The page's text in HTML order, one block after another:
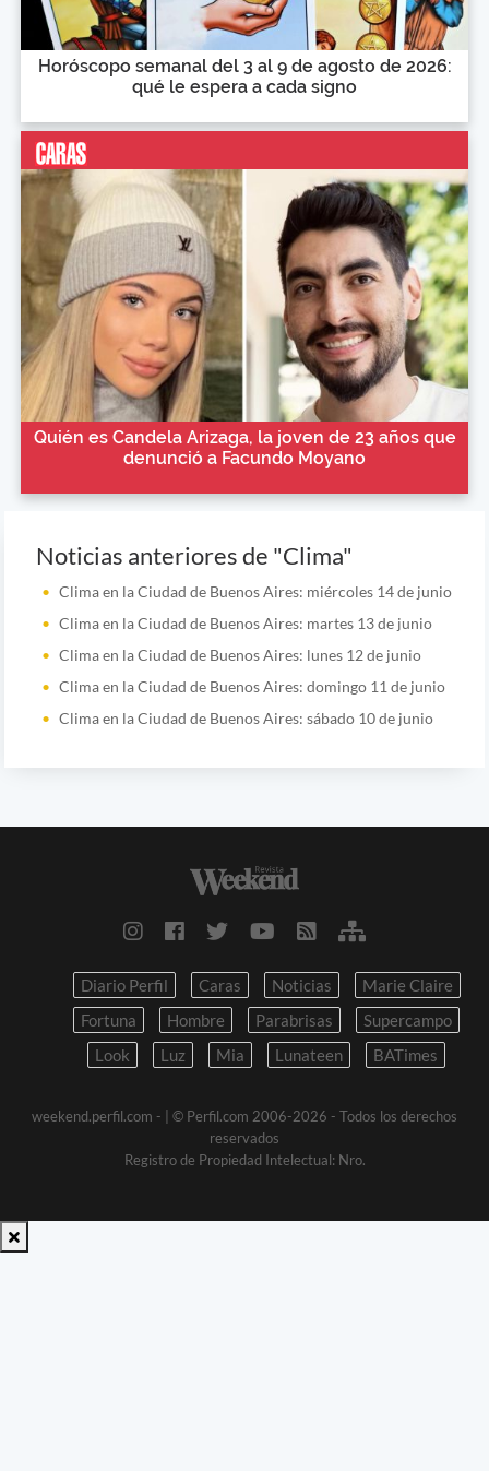
Horóscopo semanal del 3 al 9 de agosto de 2026:
qué le espera a cada signo
Quién es Candela Arizaga, la joven de 23 años que
denunció a Facundo Moyano
Noticias anteriores de "Clima"
Clima en la Ciudad de Buenos Aires: miércoles 14 de junio
Clima en la Ciudad de Buenos Aires: martes 13 de junio
Clima en la Ciudad de Buenos Aires: lunes 12 de junio
Clima en la Ciudad de Buenos Aires: domingo 11 de junio
Clima en la Ciudad de Buenos Aires: sábado 10 de junio
Diario Perfil Caras Noticias
Marie Claire
Fortuna
Hombre Parabrisas
Supercampo
Look
Luz Mia Lunateen BATimes
weekend.perfil.com -
| © Perfil.com 2006-2026 - Todos los derechos
reservados
Registro de Propiedad Intelectual: Nro.